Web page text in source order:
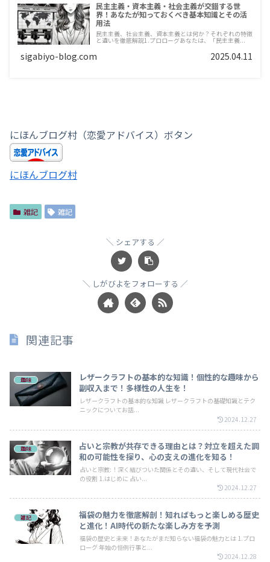
民主主義・資本主義・社会主義が交錯する世
界！あなたが知っておくべき基本知識とその活
用法
民主主義、社会主義、資本主義とは何か？それぞれの特徴
と違いを徹底解説1.プロローグあなたは、「民主主義...
sigabiyo-blog.com 2025.04.11
にほんブログ村（恋愛アドバイス）ボタン
にほんブログ村
雑記 雑記
シェアする
しがびよをフォローする
関連記事
趣味
レザークラフトの基本的な知識！個性的な趣味から
副収入まで！多様性の人生を！
レザークラフトの基本的な知識 レザークラフトの基礎知識とテク
ニックについてお話...
2024.12.27
趣味
占いと宗教が共存できる理由とは？対立を超えた調
和の可能性を探り、心の支えの進化を知る！
占いと宗教:！深く結びついた関係とその違い、そして現代社会で
の役割 1.はじめに 占い...
2024.12.27
雑記
福袋の魅力を徹底解剖！知ればもっと楽しめる歴史
と進化！AI時代の新たな楽しみ方を予測
福袋の歴史と未来！あなたがまだ知らない福袋の魅力とは 1.プロ
ローグ 年始の恒例行事と...
2024.12.28